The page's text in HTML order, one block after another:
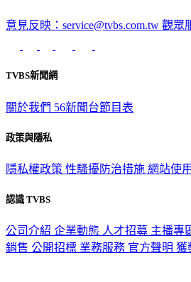
意見反映：service@tvbs.com.tw 觀眾
TVBS新聞網
關於我們 56新聞台節目表
政策與隱私
隱私權政策 性騷擾防治措施 網站使
認識 TVBS
公司介紹 企業動態 人才招募 主播專
銷售 公開招標 業務服務 官方聲明 獲